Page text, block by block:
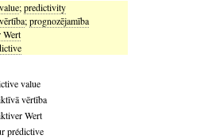
;predictivity
;prognozējamība
Wert
value
vērtība
Wert
prédictive